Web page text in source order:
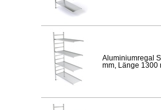
Aluminiumregal
mm, Länge 1300